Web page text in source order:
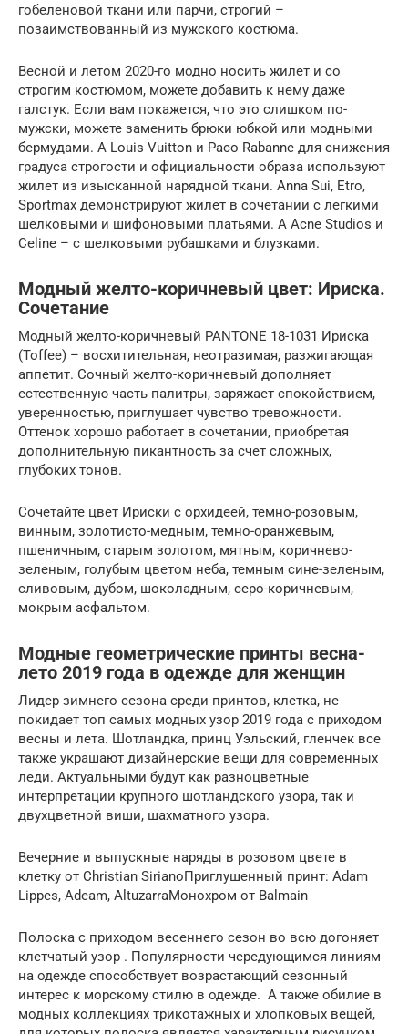
гобеленовой ткани или парчи, строгий –
позаимствованный из мужского костюма.
Весной и летом 2020-го модно носить жилет и со
строгим костюмом, можете добавить к нему даже
галстук. Если вам покажется, что это слишком по-
мужски, можете заменить брюки юбкой или модными
бермудами. А Louis Vuitton и Paco Rabanne для снижения
градуса строгости и официальности образа используют
жилет из изысканной нарядной ткани. Anna Sui, Etro,
Sportmax демонстрируют жилет в сочетании с легкими
шелковыми и шифоновыми платьями. А Acne Studios и
Celine – с шелковыми рубашками и блузками.
Модный желто-коричневый цвет: Ириска.
Сочетание
Модный желто-коричневый PANTONE 18-1031 Ириска
(Toffee) – восхитительная, неотразимая, разжигающая
аппетит. Сочный желто-коричневый дополняет
естественную часть палитры, заряжает спокойствием,
уверенностью, приглушает чувство тревожности.
Оттенок хорошо работает в сочетании, приобретая
дополнительную пикантность за счет сложных,
глубоких тонов.
Сочетайте цвет Ириски с орхидеей, темно-розовым,
винным, золотисто-медным, темно-оранжевым,
пшеничным, старым золотом, мятным, коричнево-
зеленым, голубым цветом неба, темным сине-зеленым,
сливовым, дубом, шоколадным, серо-коричневым,
мокрым асфальтом.
Модные геометрические принты весна-
лето 2019 года в одежде для женщин
Лидер зимнего сезона среди принтов, клетка, не
покидает топ самых модных узор 2019 года с приходом
весны и лета. Шотландка, принц Уэльский, гленчек все
также украшают дизайнерские вещи для современных
леди. Актуальными будут как разноцветные
интерпретации крупного шотландского узора, так и
двухцветной виши, шахматного узора.
Вечерние и выпускные наряды в розовом цвете в
клетку от Christian SirianoПриглушенный принт: Adam
Lippes, Adeam, AltuzarraМонохром от Balmain
Полоска с приходом весеннего сезон во всю догоняет
клетчатый узор . Популярности чередующимся линиям
на одежде способствует возрастающий сезонный
интерес к морскому стилю в одежде. А также обилие в
модных коллекциях трикотажных и хлопковых вещей,